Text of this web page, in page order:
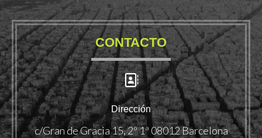
CONTACTO
Dirección
c/Gran de Gracia 15, 2º 1ª 08012 Barcelona